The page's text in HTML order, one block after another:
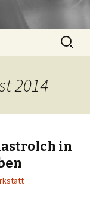
Search
for:
2014
in